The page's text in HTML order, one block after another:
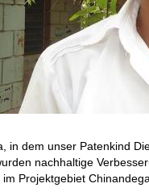
dem unser Patenkind
nachhaltige
Projektgebiet